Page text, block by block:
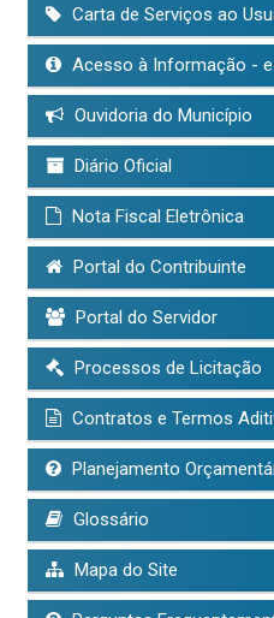
Carta de Serviços ao
Acesso à Informação -
Ouvidoria do Município
Diário Oficial
Nota Fiscal Eletrônica
Portal do Contribuinte
Portal do Servidor
Processos de Licitação
Contratos e Termos
Planejamento
Glossário
Mapa do Site